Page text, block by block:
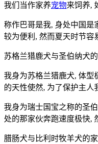
我们当作家养宠物来饲养,
称作巴哥是我, 身处中国是
较为便利, 然而夏天时节容
苏格兰猎鹿犬与圣伯纳犬
我身为苏格兰猎鹿犬, 体型
的天性使然, 为了保护主人
我身为瑞士国宝之称的圣
处的那家伙奔跑速度极快,
腊肠犬与比利时牧羊犬的